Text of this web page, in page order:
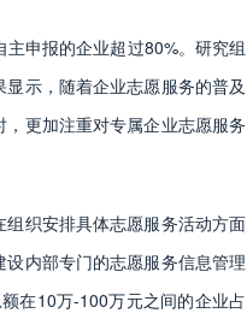
申报的企业超过80%。研究组
示，随着企业志愿服务的普及
更加注重对专属企业志愿服务
织安排具体志愿服务活动方面
内部专门的志愿服务信息管理
在10万-100万元之间的企业占